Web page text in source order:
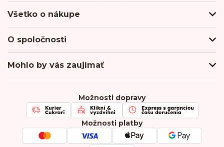
Všetko o nákupe
Obchodné podmienky
Doprava a platba
O spoločnosti
Hodnotenie obchodu
Mohlo by vás zaujímať
Chránená dielňa
Možnosti dopravy
Možnosti platby